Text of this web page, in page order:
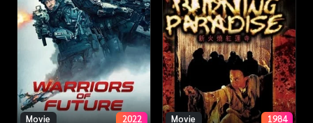
Movie 2022 Movie 1984